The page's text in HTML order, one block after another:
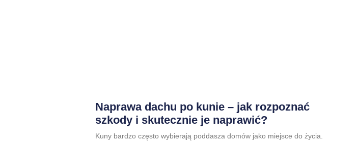
Naprawa dachu po kunie – jak rozpoznać
szkody i skutecznie je naprawić?
Kuny bardzo często wybierają poddasza domów jako miejsce do życia.